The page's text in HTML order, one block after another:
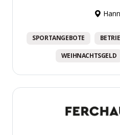
SPORTANGEBOTE
WEIHNACHTSGELD